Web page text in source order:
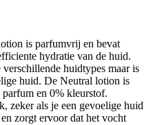
is parfumvrij en bevat
hydratie van de huid.
huidtypes maar is
huid. De Neutral lotion is
en 0% kleurstof.
zeker als je een gevoelige huid
zorgt ervoor dat het vocht